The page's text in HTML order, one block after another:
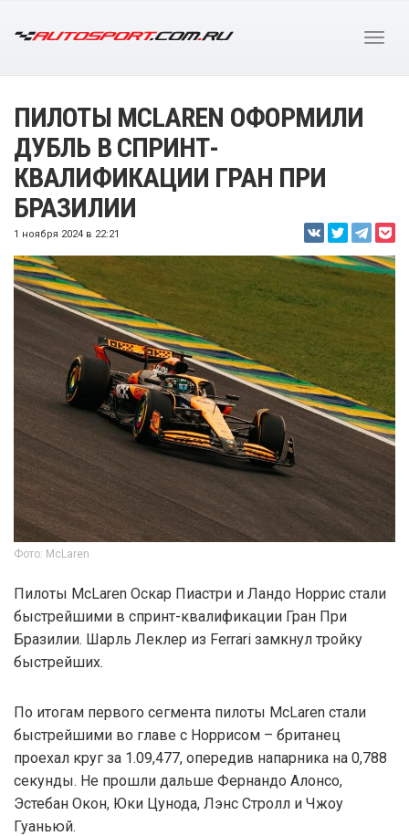
ПИЛОТЫ MCLAREN ОФОРМИЛИ
ДУБЛЬ В СПРИНТ-
КВАЛИФИКАЦИИ ГРАН ПРИ
БРАЗИЛИИ
1 ноября 2024 в 22:21
Фото: McLaren
Пилоты McLaren Оскар Пиастри и Ландо Норрис стали
быстрейшими в спринт-квалификации Гран При
Бразилии. Шарль Леклер из Ferrari замкнул тройку
быстрейших.
По итогам первого сегмента пилоты McLaren стали
быстрейшими во главе с Норрисом – британец
проехал круг за 1.09,477, опередив напарника на 0,788
секунды. Не прошли дальше Фернандо Алонсо,
Эстебан Окон, Юки Цунода, Лэнс Стролл и Чжоу
Гуаньюй.